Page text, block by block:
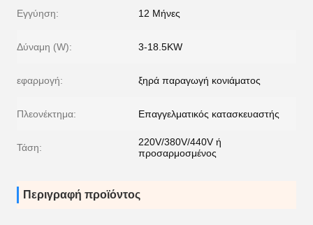
Εγγύηση: 12 Μήνες
Δύναμη (W): 3-18.5KW
εφαρμογή: ξηρά παραγωγή κονιάματος
Πλεονέκτημα: Επαγγελματικός κατασκευαστής
Τάση:
220V/380V/440V ή
προσαρμοσμένος
Περιγραφή προϊόντος